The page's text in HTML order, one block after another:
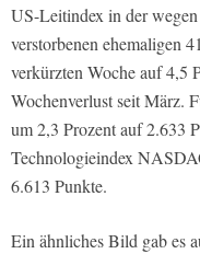
US-Leitindex in der wegen
verstorbenen ehemaligen
verkürzten Woche auf 4,5
Wochenverlust seit März.
um 2,3 Prozent auf 2.633
Technologieindex
6.613 Punkte.
Ein ähnliches Bild gab es